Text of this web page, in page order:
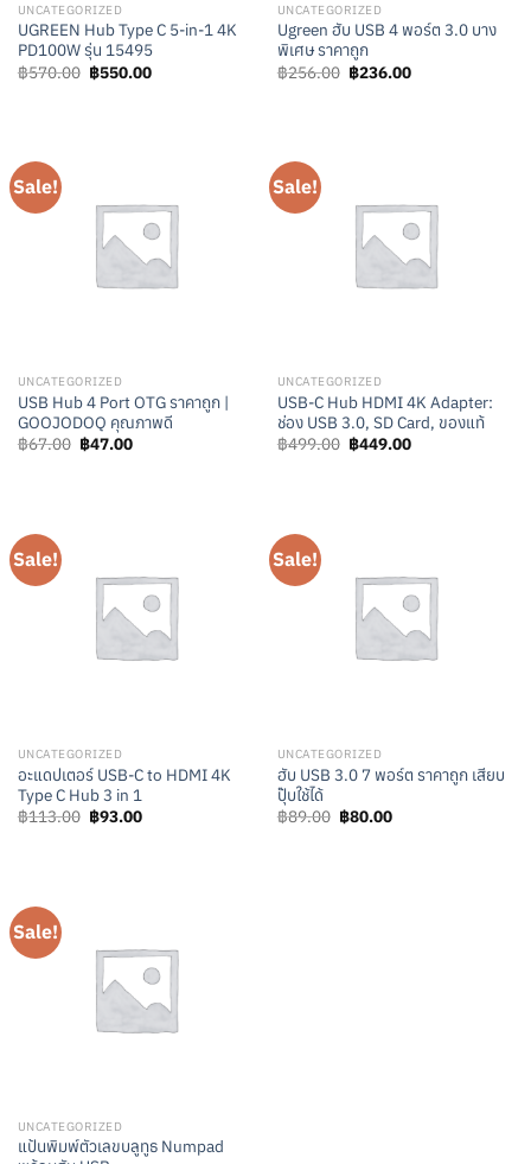
UNCATEGORIZED
UGREEN Hub Type C 5-in-1 4K
PD100W รุ่น 15495
฿570.00 Original
price
฿550.00Current
UNCATEGORIZED
Ugreen ฮับ USB 4 พอร์ต 3.0 บาง
พิเศษ ราคาถูก
฿256.00 Original
price
฿236.00Current
Sale!
UNCATEGORIZED
USB Hub 4 Port OTG ราคาถูก |
GOOJODOQ คุณภาพดี
฿67.00 Original
price
฿47.00Current
Sale!
UNCATEGORIZED
USB-C Hub HDMI 4K Adapter:
ช่อง USB 3.0, SD Card, ของแท้
฿499.00 Original
price
฿449.00Current
Sale!
UNCATEGORIZED
อะแดปเตอร์ USB-C to HDMI 4K
Type C Hub 3 in 1
฿113.00 Original
price
฿93.00Current
Sale!
UNCATEGORIZED
ฮับ USB 3.0 7 พอร์ต ราคาถูก เสียบ
ปุ๊บใช้ได้
฿89.00 Original
price
฿80.00Current
Sale!
UNCATEGORIZED
แป้นพิมพ์ตัวเลขบลูทูธ Numpad